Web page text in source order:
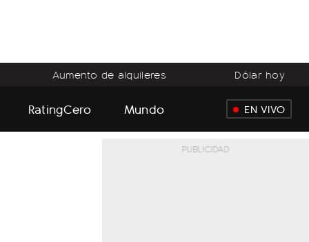
Aumento de alquileres Dólar hoy
RatingCero Mundo EN VIVO